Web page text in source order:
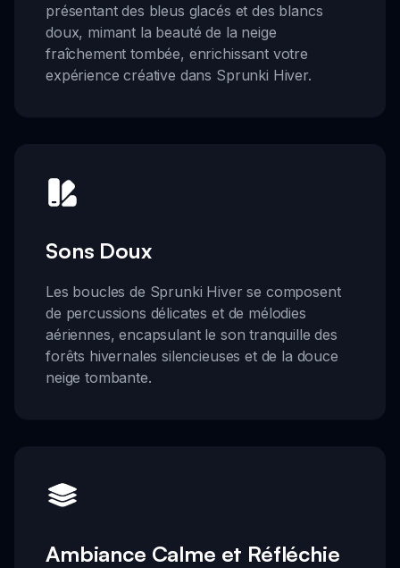
présentant des bleus glacés et des blancs
doux, mimant la beauté de la neige
fraîchement tombée, enrichissant votre
expérience créative dans Sprunki Hiver.
Sons Doux
Les boucles de Sprunki Hiver se composent
de percussions délicates et de mélodies
aériennes, encapsulant le son tranquille des
forêts hivernales silencieuses et de la douce
neige tombante.
Ambiance Calme et Réfléchie